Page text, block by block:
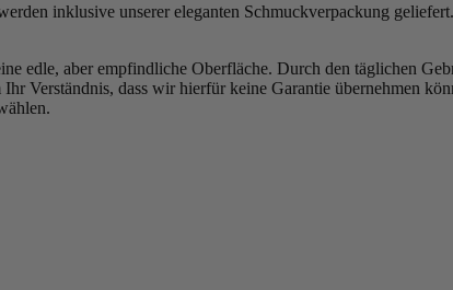
inklusive unserer eleganten Schmuckverpackung geliefert.
edle, aber empfindliche Oberfläche. Durch den täglichen
Verständnis, dass wir hierfür keine Garantie übernehmen